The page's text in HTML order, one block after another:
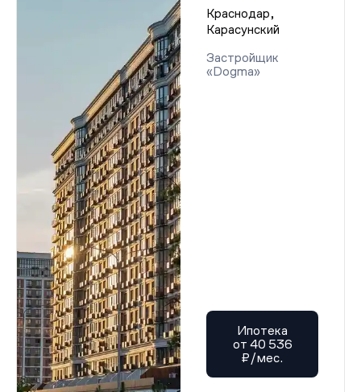
Краснодар,
Карасунский
Застройщик
«Dogma»
Ипотека
от 40 536
₽/мес.